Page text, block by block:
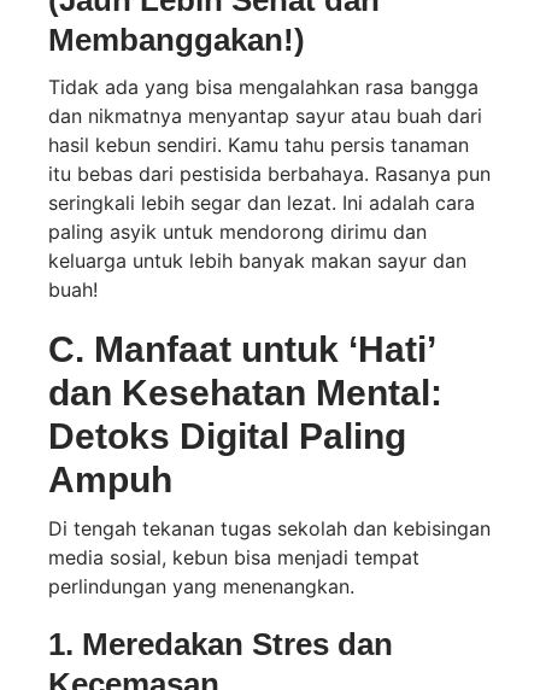
Membanggakan!)
Tidak ada yang bisa mengalahkan rasa bangga
dan nikmatnya menyantap sayur atau buah dari
hasil kebun sendiri. Kamu tahu persis tanaman
itu bebas dari pestisida berbahaya. Rasanya pun
seringkali lebih segar dan lezat. Ini adalah cara
paling asyik untuk mendorong dirimu dan
keluarga untuk lebih banyak makan sayur dan
buah!
C. Manfaat untuk ‘Hati’
dan Kesehatan Mental:
Detoks Digital Paling
Ampuh
Di tengah tekanan tugas sekolah dan kebisingan
media sosial, kebun bisa menjadi tempat
perlindungan yang menenangkan.
1. Meredakan Stres dan